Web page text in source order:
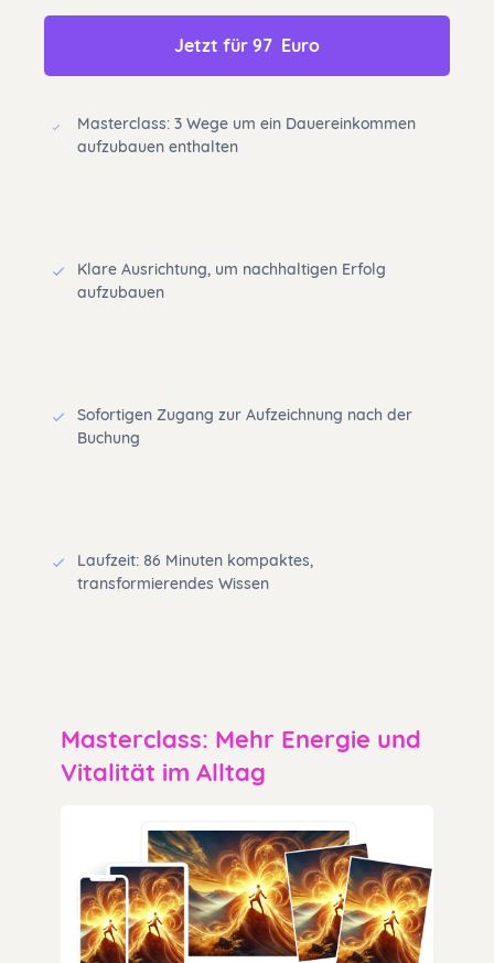
Jetzt für 97  Euro
Masterclass: 3 Wege um ein Dauereinkommen
aufzubauen enthalten
Klare Ausrichtung, um nachhaltigen Erfolg
aufzubauen
Sofortigen Zugang zur Aufzeichnung nach der
Buchung
Laufzeit: 86 Minuten kompaktes,
transformierendes Wissen
Masterclass: Mehr Energie und
Vitalität im Alltag